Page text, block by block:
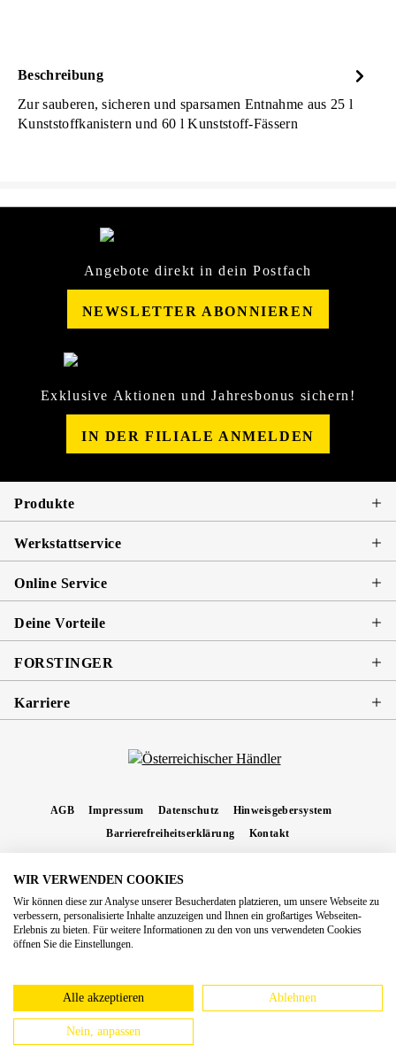
Beschreibung
Zur sauberen, sicheren und sparsamen Entnahme aus 25 l
Kunststoffkanistern und 60 l Kunststoff-Fässern
Angebote direkt in dein Postfach
NEWSLETTER ABONNIEREN
Exklusive Aktionen und Jahresbonus sichern!
IN DER FILIALE ANMELDEN
Produkte
Werkstattservice
Online Service
Deine Vorteile
FORSTINGER
Karriere
AGB Impressum Datenschutz
Hinweisgebersystem
Barrierefreiheitserklärung
Kontakt
Nachnahmegebühren, wenn nicht anders angegeben.
Copyright 2026 Forstinger Österreich GmbH
Königstetter Straße 128 - 134/OG3, 3430 Tulln
europäschen Online-Streitbeilegungs-Plattform hinzuweisen:
webgate.ec.europa.eu/odr
WIR VERWENDEN COOKIES
Wir können diese zur Analyse unserer Besucherdaten platzieren, um unsere Webseite zu
verbessern, personalisierte Inhalte anzuzeigen und Ihnen ein großartiges Webseiten-
Erlebnis zu bieten. Für weitere Informationen zu den von uns verwendeten Cookies
öffnen Sie die Einstellungen.
Alle akzeptieren Ablehnen
Nein, anpassen